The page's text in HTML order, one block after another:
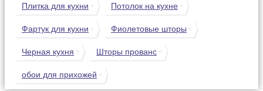
Плитка для кухни Потолок на кухне
Фартук для кухни Фиолетовые шторы
Черная кухня Шторы прованс
обои для прихожей